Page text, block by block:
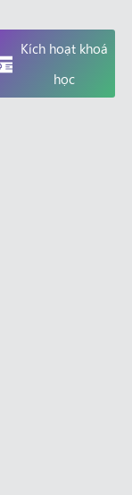
Kích hoạt khoá
học